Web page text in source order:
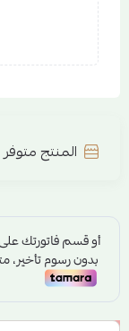
المنتج متوفر